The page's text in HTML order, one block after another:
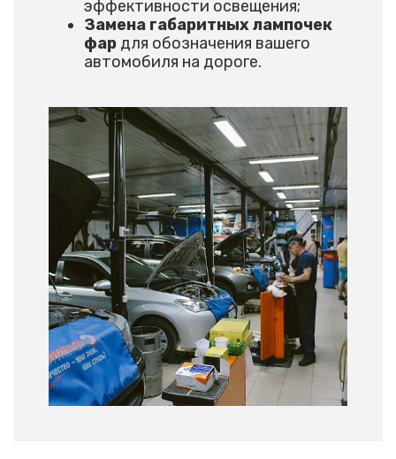
эффективности освещения;
Замена габаритных лампочек
фар для обозначения вашего
автомобиля на дороге.